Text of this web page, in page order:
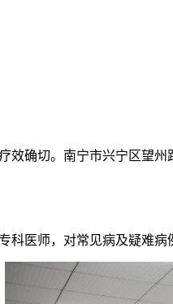
效确切。南宁市兴宁区望
科医师，对常见病及疑难